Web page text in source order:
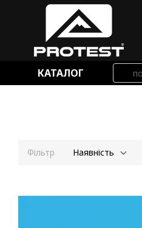
Перейти до основного контенту
КАТАЛОГ
Фільтр Наявність